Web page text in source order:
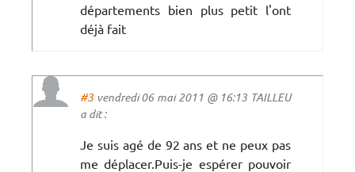
départements bien plus petit l'ont
déjà fait
#3 vendredi 06 mai 2011 @ 16:13 TAILLEU
a dit :
Je suis agé de 92 ans et ne peux pas
me déplacer.Puis-je espérer pouvoir